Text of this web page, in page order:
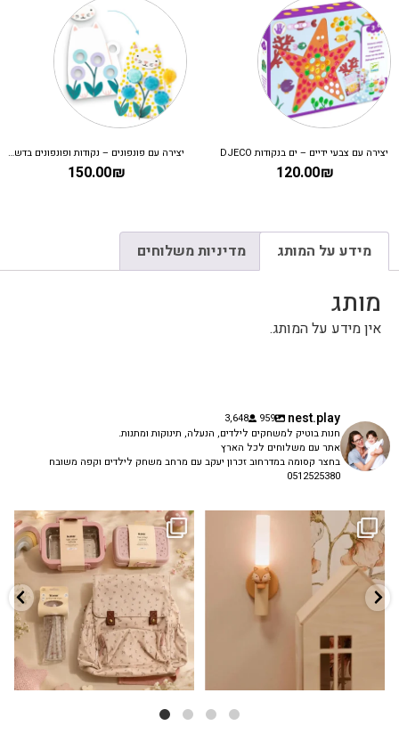
יצירה עם צבעי ידיים – ים בנקודות DJECO
120.00₪
יצירה עם פונפונים – נקודות ופונפונים בדשא DJECO
150.00₪
מידע על המותג מדיניות משלוחים
מותג
אין מידע על המותג.
nest.play
959
3,648
חנות בוטיק למשחקים לילדים, הנעלה, תינוקות ומתנות.
אתר עם משלוחים לכל הארץ
בחצר קסומה במדרחוב זכרון יעקב עם מרחב משחק לילדים וקפה משובח
0512525380
✨ חוזרים למסגרת בסטייל! ✨
הקולקציה החדשה...
9 4
גם פריט עיצובי לחדר, גם מנורת לילה
...
3 0